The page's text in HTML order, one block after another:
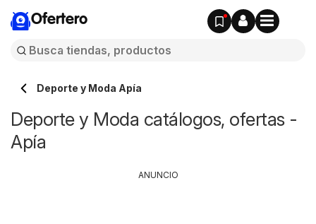
Ofertero
Deporte y Moda Apía
Deporte y Moda catálogos, ofertas -
Apía
ANUNCIO